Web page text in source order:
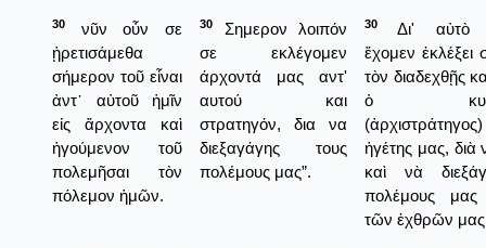
30
νῦν οὖν σε
ᾑρετισάμεθα
σήμερον τοῦ εἶναι
ἀντ᾿ αὐτοῦ ἡμῖν
εἰς ἄρχοντα καὶ
ἡγούμενον τοῦ
πολεμῆσαι τὸν
πόλεμον ἡμῶν.
30
Σημερον λοιπόν
σε εκλέγομεν
άρχοντά μας αντ'
αυτού και
στρατηγόν, δια να
διεξαγάγης τους
πολέμους μας”.
30
Δι' αὐτὸ
ἔχομεν ἐκλέξει
τὸν διαδεχθῇς
ὁ
ἡγέτης μας, διὰ
καὶ νὰ
πολέμους μας
τῶν ἐχθρῶν